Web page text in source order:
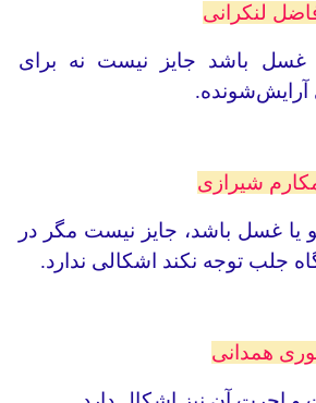
لنکرانی
غسل باشد جایز نیست نه برای
آرایش‌شونده.
شیرازی
یا غسل باشد، جایز نیست مگر در
جلب توجه نکند اشکالی ندارد.
همدانی